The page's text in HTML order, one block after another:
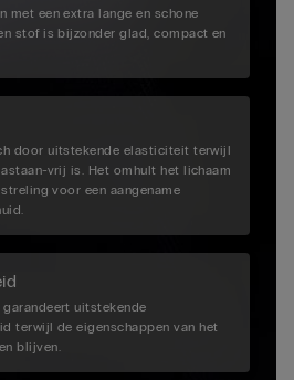
met een extra lange en schone
stof is bijzonder glad, compact en
door uitstekende elasticiteit terwijl
vrij is. Het omhult het lichaam
voor een aangename
uitstekende
terwijl de eigenschappen van het
blijven.